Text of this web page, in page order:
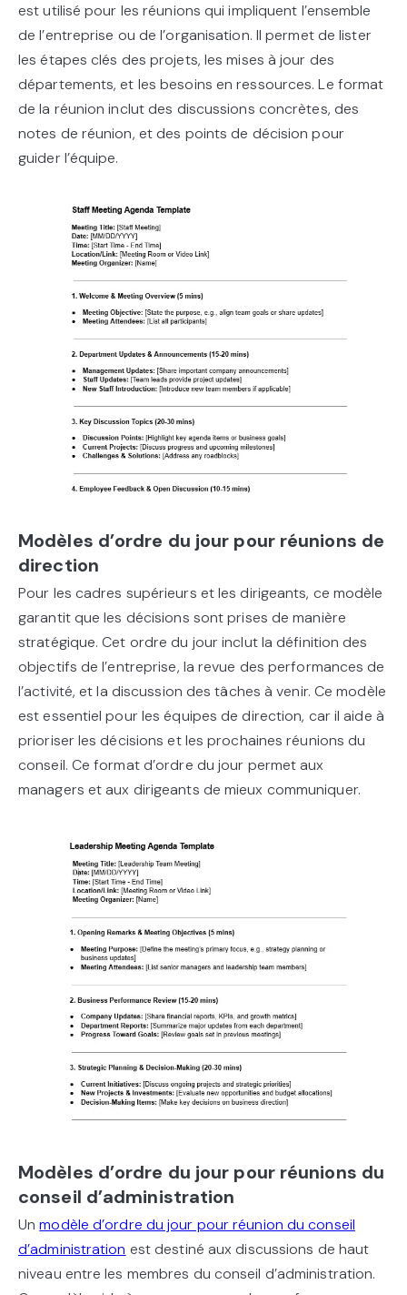
est utilisé pour les réunions qui impliquent l’ensemble
de l’entreprise ou de l’organisation. Il permet de lister
les étapes clés des projets, les mises à jour des
départements, et les besoins en ressources. Le format
de la réunion inclut des discussions concrètes, des
notes de réunion, et des points de décision pour
guider l’équipe.
Modèles d’ordre du jour pour réunions de
direction
Pour les cadres supérieurs et les dirigeants, ce modèle
garantit que les décisions sont prises de manière
stratégique. Cet ordre du jour inclut la définition des
objectifs de l’entreprise, la revue des performances de
l’activité, et la discussion des tâches à venir. Ce modèle
est essentiel pour les équipes de direction, car il aide à
prioriser les décisions et les prochaines réunions du
conseil. Ce format d’ordre du jour permet aux
managers et aux dirigeants de mieux communiquer.
Modèles d’ordre du jour pour réunions du
conseil d’administration
Unmodèle d’ordre du jour pour réunion du conseil
d’administration est destiné aux discussions de haut
niveau entre les membres du conseil d’administration.